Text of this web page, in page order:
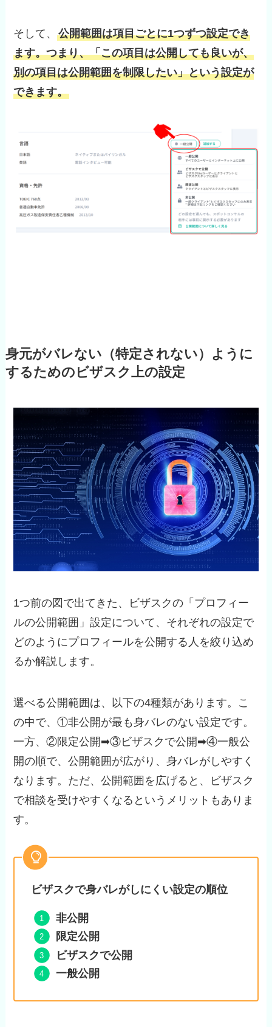
そして、公開範囲は項目ごとに1つずつ設定でき
ます。つまり、「この項目は公開しても良いが、
別の項目は公開範囲を制限したい」という設定が
できます。
身元がバレない（特定されない）ように
するためのビザスク上の設定
1つ前の図で出てきた、ビザスクの「プロフィー
ルの公開範囲」設定について、それぞれの設定で
どのようにプロフィールを公開する人を絞り込め
るか解説します。
選べる公開範囲は、以下の4種類があります。こ
の中で、①非公開が最も身バレのない設定です。
一方、②限定公開➡③ビザスクで公開➡④一般公
開の順で、公開範囲が広がり、身バレがしやすく
なります。ただ、公開範囲を広げると、ビザスク
で相談を受けやすくなるというメリットもありま
す。
ビザスクで身バレがしにくい設定の順位
非公開
限定公開
ビザスクで公開
一般公開